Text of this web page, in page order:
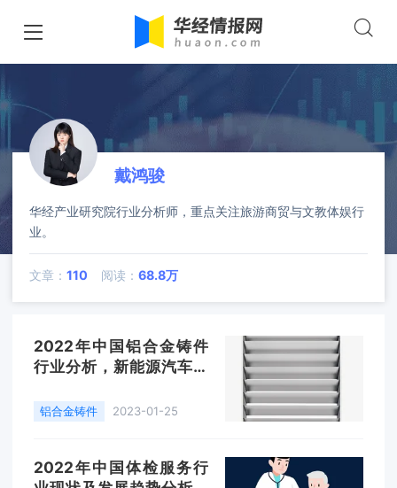
戴鸿骏
华经产业研究院行业分析师，重点关注旅游商贸与文教体娱行
业。
文章：110 阅读： 68.8万
2022年中国铝合金铸件
行业分析，新能源汽车发
行业发展「图」
铝合金铸件 2023-01-25
2022年中国体检服务行